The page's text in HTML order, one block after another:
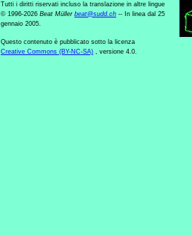
Tutti i diritti riservati incluso la translazione in altre lingue
© 1996-2026 Beat Müller beat@sudd.ch -- In linea dal 25
gennaio 2005.
Questo contenuto è pubblicato sotto la licenza
Creative Commons (BY-NC-SA) , versione 4.0.